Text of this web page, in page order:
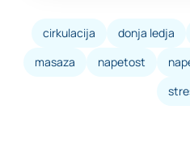
cirkulacija donja ledja
masaza
napetost